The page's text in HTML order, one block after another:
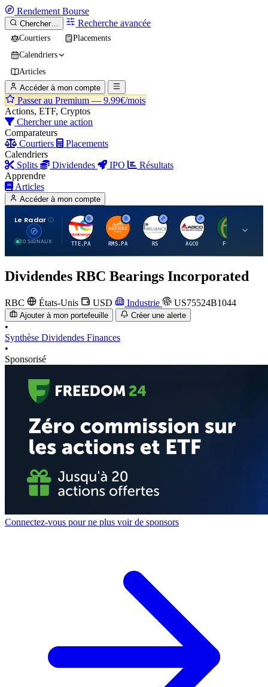
Rendement Bourse
Chercher… Recherche avancée
Courtiers
Placements
Calendriers
Articles
Accéder à mon compte
Passer au Premium — 9.99€/mois
Actions, ETF, Cryptos
Chercher une action
Comparateurs
Courtiers
Placements
Calendriers
Splits
Dividendes IPO
Résultats
Apprendre
Articles
Accéder à mon compte
Le Radar
20 SIGNAUX
T
TTE.PA
H
RMS.PA
R
RS
A
AGCO FCFS
Dividendes RBC Bearings Incorporated
RBC États-Unis USD Industrie US75524B1044
Ajouter à mon portefeuille Créer une alerte
•
Synthèse Dividendes Finances
•
Sponsorisé
Connectez-vous pour ne plus voir de sponsors